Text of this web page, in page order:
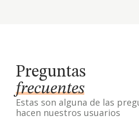
Preguntas
frecuentes
Estas son alguna de las
hacen nuestros usuarios